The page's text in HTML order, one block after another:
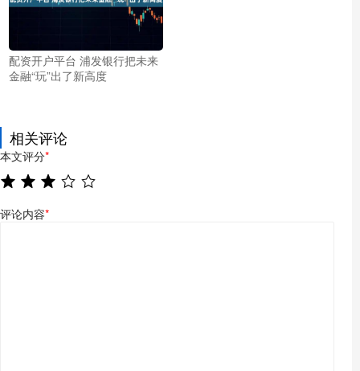
配资开户平台 浦发银行把未来
金融“玩”出了新高度
相关评论
本文评分*
评论内容*